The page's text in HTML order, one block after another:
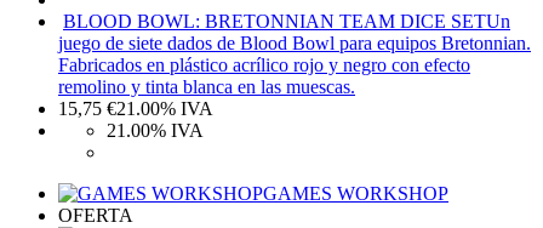
BLOOD BOWL: BRETONNIAN TEAM DICE SETUn
juego de siete dados de Blood Bowl para equipos Bretonnian.
Fabricados en plástico acrílico rojo y negro con efecto
remolino y tinta blanca en las muescas.
15,75 €21.00% IVA
21.00% IVA
GAMES WORKSHOP
OFERTA